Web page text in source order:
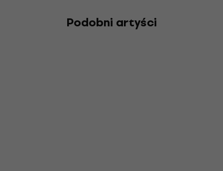
Podobni artyści